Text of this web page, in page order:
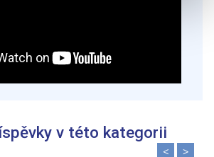
pro sociální média, inzerci a
údaje mohou zkombinovat s
v této kategorii
< >